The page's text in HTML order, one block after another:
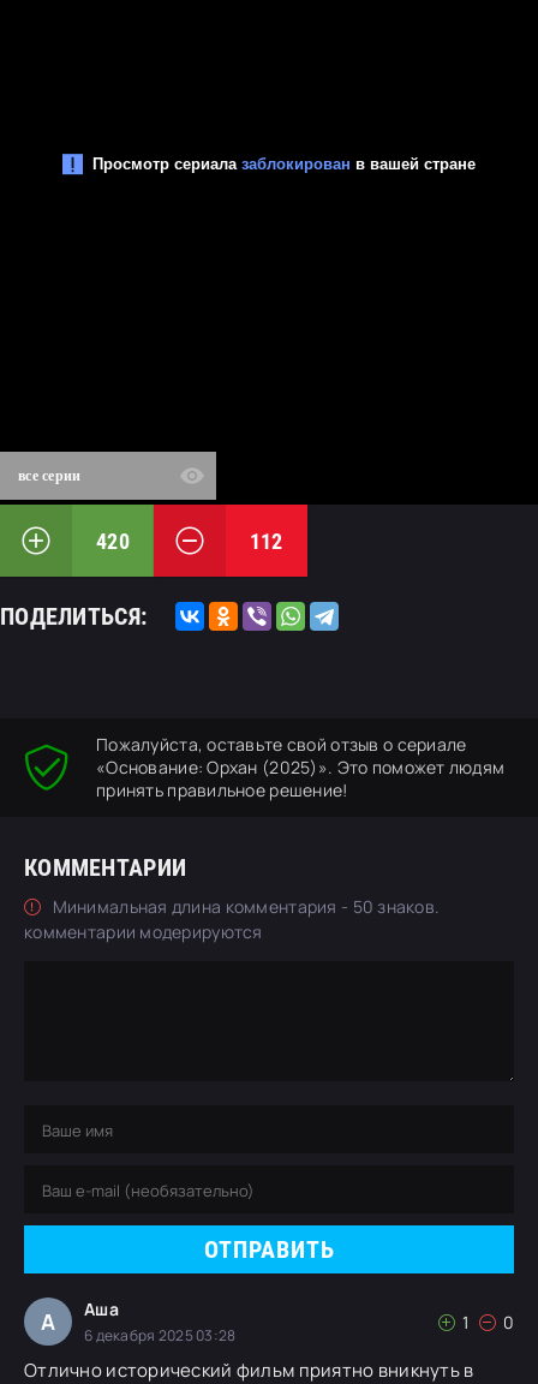
все серии
420 112
ПОДЕЛИТЬСЯ:
Пожалуйста, оставьте свой отзыв о сериале
«Основание: Орхан (2025)». Это поможет людям
принять правильное решение!
КОММЕНТАРИИ
Минимальная длина комментария - 50 знаков.
комментарии модерируются
ОТПРАВИТЬ
А Аша
6 декабря 2025 03:28
1 0
Отлично исторический фильм приятно вникнуть в